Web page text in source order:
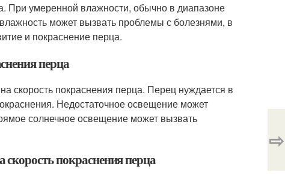
При умеренной влажности, обычно в диапазоне
может вызвать проблемы с болезнями, в
и покраснение перца.
перца
покраснения перца. Перец нуждается в
Недостаточное освещение может
солнечное освещение может вызвать
покраснения перца
⇨